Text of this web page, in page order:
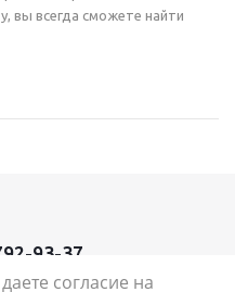
вы всегда сможете найти
93-37
согласие на